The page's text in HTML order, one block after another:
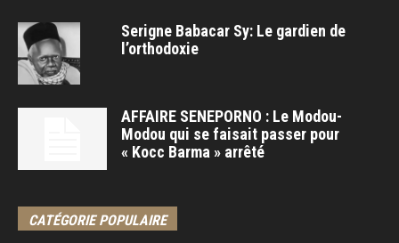
Serigne Babacar Sy: Le gardien de
l’orthodoxie
AFFAIRE SENEPORNO : Le Modou-
Modou qui se faisait passer pour
« Kocc Barma » arrêté
CATÉGORIE POPULAIRE